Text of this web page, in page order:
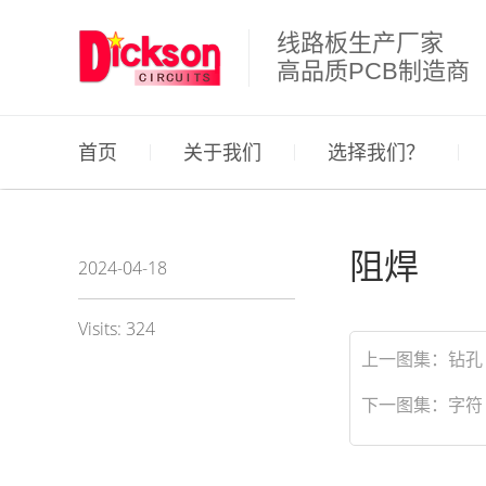
线路板生产厂家
高品质PCB制造商
首页 关于我们 选择我们？
2024-04-18
Visits: 324
阻焊
上一图集： 钻孔
下一图集： 字符